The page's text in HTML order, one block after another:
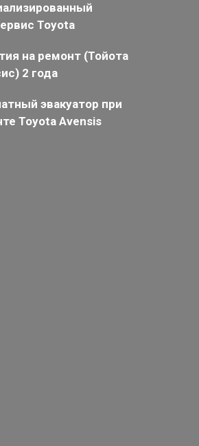
Toyota
на ремонт (Тойота
2 года
эвакуатор при
Toyota Avensis